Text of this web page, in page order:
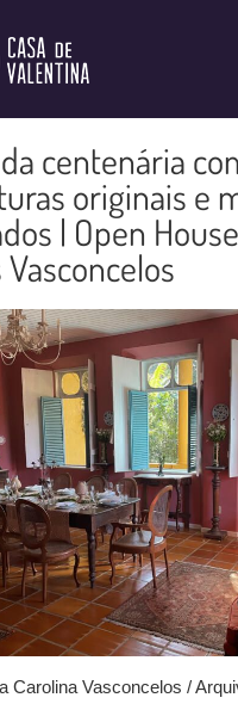
centenária
originais e
| Open
Vasconcelos
Carolina Vasconcelos /